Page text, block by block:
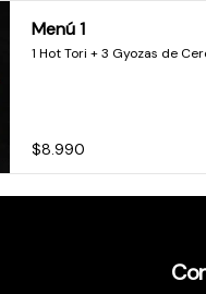
Menú 1
1 Hot Tori + 3 Gyozas de
$8.990